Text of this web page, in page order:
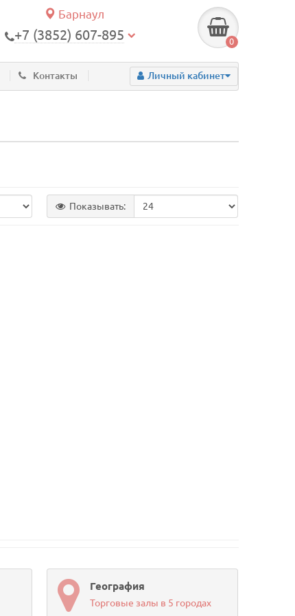
Барнаул
+7 (3852) 607-895 0
Контакты Личный кабинет
Показывать:
География
Торговые залы в 5 городах